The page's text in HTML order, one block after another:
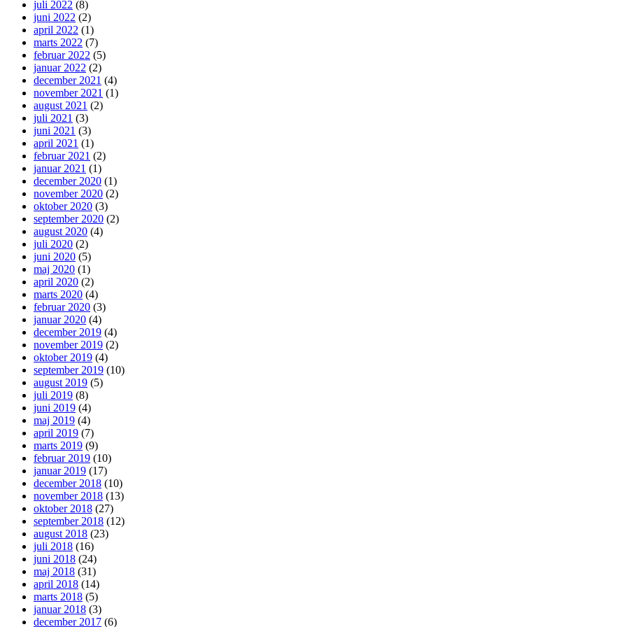
juli 2022 (8)
juni 2022 (2)
april 2022 (1)
marts 2022 (7)
februar 2022 (5)
januar 2022 (2)
december 2021 (4)
november 2021 (1)
august 2021 (2)
juli 2021 (3)
juni 2021 (3)
april 2021 (1)
februar 2021 (2)
januar 2021 (1)
december 2020 (1)
november 2020 (2)
oktober 2020 (3)
september 2020 (2)
august 2020 (4)
juli 2020 (2)
juni 2020 (5)
maj 2020 (1)
april 2020 (2)
marts 2020 (4)
februar 2020 (3)
januar 2020 (4)
december 2019 (4)
november 2019 (2)
oktober 2019 (4)
september 2019 (10)
august 2019 (5)
juli 2019 (8)
juni 2019 (4)
maj 2019 (4)
april 2019 (7)
marts 2019 (9)
februar 2019 (10)
januar 2019 (17)
december 2018 (10)
november 2018 (13)
oktober 2018 (27)
september 2018 (12)
august 2018 (23)
juli 2018 (16)
juni 2018 (24)
maj 2018 (31)
april 2018 (14)
marts 2018 (5)
januar 2018 (3)
december 2017 (6)